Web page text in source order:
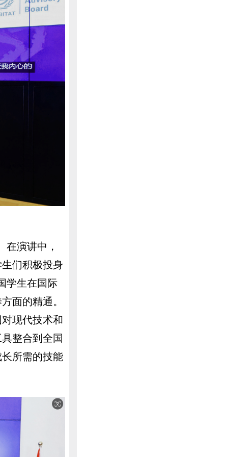
在演讲中，
们积极投身
学生在国际
面的精通。
现代技术和
整合到全国
所需的技能